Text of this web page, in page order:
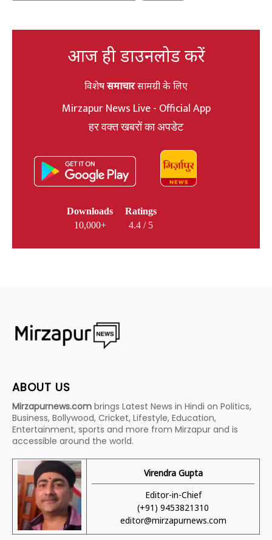
आज ही डाउनलोड करें
विशेषसमाचारसामग्री के लिए
Mirzapur News Live - Official App
हर वक्त खबरों का अपडेट
Downloads
10,000+
Ratings
4.4 / 5
ABOUT US
Mirzapurnews.com brings Latest News in Hindi on Politics,
Business, Bollywood, Cricket, Lifestyle, Education,
Entertainment, sports and more from Mirzapur and is
accessible around the world.
Virendra Gupta
Editor-in-Chief
(+91) 9453821310
editor@mirzapurnews.com